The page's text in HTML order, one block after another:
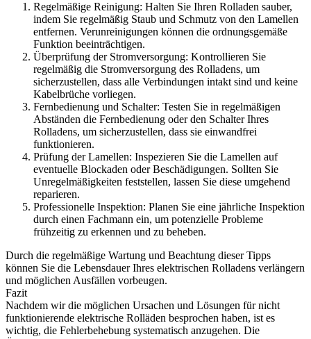
Regelmäßige Reinigung: Halten Sie Ihren Rolladen sauber,
indem Sie regelmäßig Staub und Schmutz von den Lamellen
entfernen. Verunreinigungen können die ordnungsgemäße
Funktion beeinträchtigen.
Überprüfung der Stromversorgung: Kontrollieren Sie
regelmäßig die Stromversorgung des Rolladens, um
sicherzustellen, dass alle Verbindungen intakt sind und keine
Kabelbrüche vorliegen.
Fernbedienung und Schalter: Testen Sie in regelmäßigen
Abständen die Fernbedienung oder den Schalter Ihres
Rolladens, um sicherzustellen, dass sie einwandfrei
funktionieren.
Prüfung der Lamellen: Inspezieren Sie die Lamellen auf
eventuelle Blockaden oder Beschädigungen. Sollten Sie
Unregelmäßigkeiten feststellen, lassen Sie diese umgehend
reparieren.
Professionelle Inspektion: Planen Sie eine jährliche Inspektion
durch einen Fachmann ein, um potenzielle Probleme
frühzeitig zu erkennen und zu beheben.
Durch die regelmäßige Wartung und Beachtung dieser Tipps
können Sie die Lebensdauer Ihres elektrischen Rolladens verlängern
und möglichen Ausfällen vorbeugen.
Fazit
Nachdem wir die möglichen Ursachen und Lösungen für nicht
funktionierende elektrische Rolläden besprochen haben, ist es
wichtig, die Fehlerbehebung systematisch anzugehen. Die